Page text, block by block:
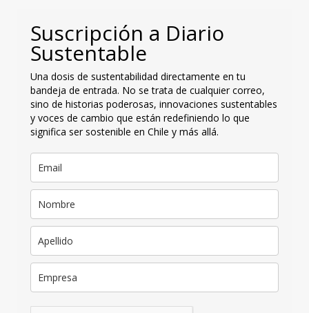
Suscripción a Diario
Sustentable
Una dosis de sustentabilidad directamente en tu
bandeja de entrada. No se trata de cualquier correo,
sino de historias poderosas, innovaciones sustentables
y voces de cambio que están redefiniendo lo que
significa ser sostenible en Chile y más allá.